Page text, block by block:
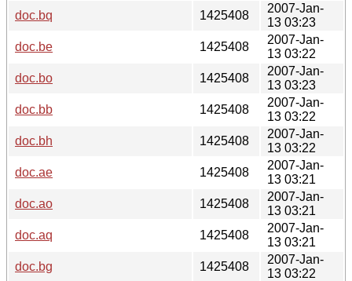
doc.bq
1425408
2007-Jan-
13 03:23
doc.be
1425408
2007-Jan-
13 03:22
doc.bo
1425408
2007-Jan-
13 03:23
doc.bb
1425408
2007-Jan-
13 03:22
doc.bh
1425408
2007-Jan-
13 03:22
doc.ae
1425408
2007-Jan-
13 03:21
doc.ao
1425408
2007-Jan-
13 03:21
doc.aq
1425408
2007-Jan-
13 03:21
doc.bg
1425408
2007-Jan-
13 03:22